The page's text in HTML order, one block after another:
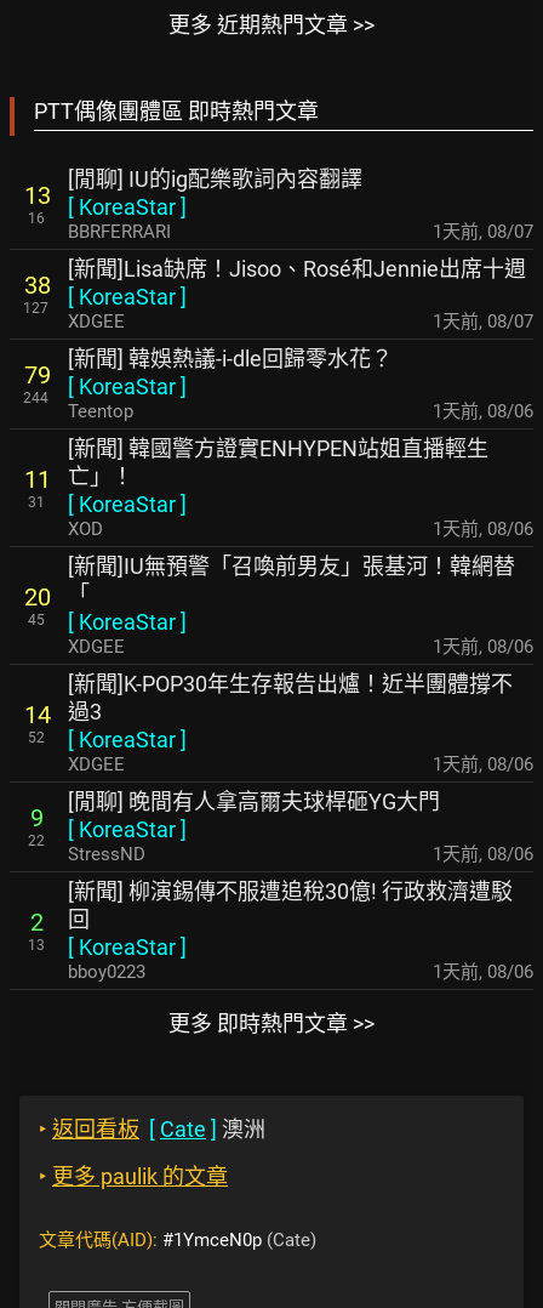
更多 近期熱門文章 >>
PTT偶像團體區 即時熱門文章
13
16
[閒聊] IU的ig配樂歌詞內容翻譯
[ KoreaStar]
BBRFERRARI 1天前, 08/07
38
127
[新聞]Lisa缺席！Jisoo、Rosé和Jennie出席十週
[ KoreaStar]
XDGEE 1天前, 08/07
79
244
[新聞] 韓娛熱議-i-dle回歸零水花？
[ KoreaStar]
Teentop 1天前, 08/06
11
31
[新聞] 韓國警方證實ENHYPEN站姐直播輕生
亡」！
[ KoreaStar]
XOD 1天前, 08/06
20
45
[新聞]IU無預警「召喚前男友」張基河！韓網替
「
[ KoreaStar]
XDGEE 1天前, 08/06
14
52
[新聞]K-POP30年生存報告出爐！近半團體撐不
過3
[ KoreaStar]
XDGEE 1天前, 08/06
9
22
[閒聊] 晚間有人拿高爾夫球桿砸YG大門
[ KoreaStar]
StressND 1天前, 08/06
2
13
[新聞] 柳演錫傳不服遭追稅30億! 行政救濟遭駁
回
[ KoreaStar]
bboy0223 1天前, 08/06
更多 即時熱門文章 >>
‣ 返回看板 [ Cate ] 澳洲
‣ 更多 paulik 的文章
文章代碼(AID): #1YmceN0p (Cate)